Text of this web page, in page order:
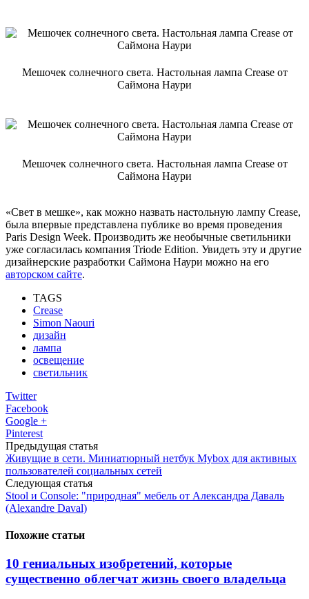
Мешочек солнечного света. Настольная лампа Crease от
Саймона Наури
Мешочек солнечного света. Настольная лампа Crease от
Саймона Наури
«Свет в мешке», как можно назвать настольную лампу Crease,
была впервые представлена публике во время проведения
Paris Design Week. Производить же необычные светильники
уже согласилась компания Triode Edition. Увидеть эту и другие
дизайнерские разработки Саймона Наури можно на его
авторском сайте.
TAGS
Crease
Simon Naouri
дизайн
лампа
освещение
светильник
Twitter
Facebook
Google +
Pinterest
Предыдущая статья
Живущие в сети. Миниатюрный нетбук Mybox для активных
пользователей социальных сетей
Следующая статья
Stool и Console: "природная" мебель от Александра Даваль
(Alexandre Daval)
Похожие статьи
10 гениальных изобретений, которые
существенно облегчат жизнь своего владельца